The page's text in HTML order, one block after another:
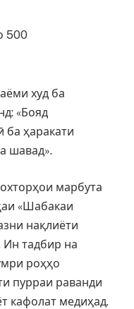
500
худ ба
«Бояд
ба ҳаракати
шавад».
марбута
«Шабакаи
нақлиёти
тадбир на
роҳҳо
пурраи раванди
кафолат медиҳад.